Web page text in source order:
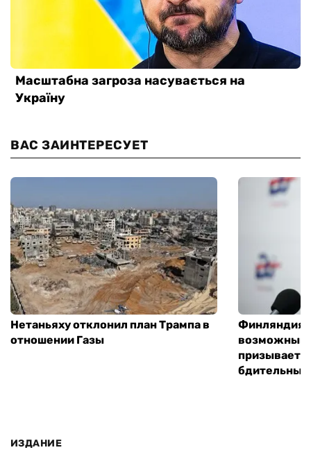
ВАС ЗАИНТЕРЕСУЕТ
Нетаньяху отклонил план Трампа в
отношении Газы
Финляндия
возможным
призывает
ИЗДАНИЕ